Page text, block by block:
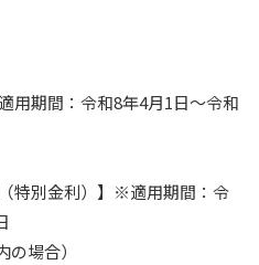
用期間：令和8年4月1日～令和
特別金利）】※適用期間：令
場合）